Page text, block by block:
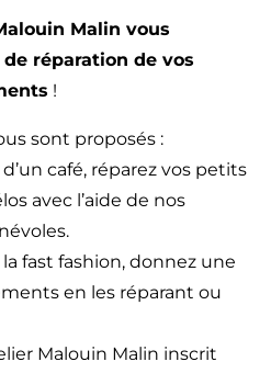
Malin vous
réparation de vos
!
sont proposés :
café, réparez vos petits
avec l’aide de nos
fast fashion, donnez une
en les réparant ou
Malouin Malin inscrit